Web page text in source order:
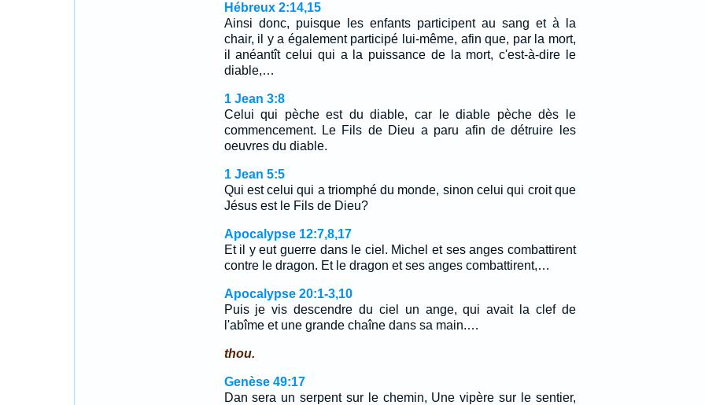
Hébreux 2:14,15
Ainsi donc, puisque les enfants participent au sang et à la
chair, il y a également participé lui-même, afin que, par la mort,
il anéantît celui qui a la puissance de la mort, c'est-à-dire le
diable,…
1 Jean 3:8
Celui qui pèche est du diable, car le diable pèche dès le
commencement. Le Fils de Dieu a paru afin de détruire les
oeuvres du diable.
1 Jean 5:5
Qui est celui qui a triomphé du monde, sinon celui qui croit que
Jésus est le Fils de Dieu?
Apocalypse 12:7,8,17
Et il y eut guerre dans le ciel. Michel et ses anges combattirent
contre le dragon. Et le dragon et ses anges combattirent,…
Apocalypse 20:1-3,10
Puis je vis descendre du ciel un ange, qui avait la clef de
l'abîme et une grande chaîne dans sa main.…
thou.
Genèse 49:17
Dan sera un serpent sur le chemin, Une vipère sur le sentier,